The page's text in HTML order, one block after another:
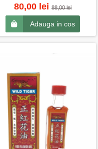
80,00 lei88,00 lei
Adauga in cos